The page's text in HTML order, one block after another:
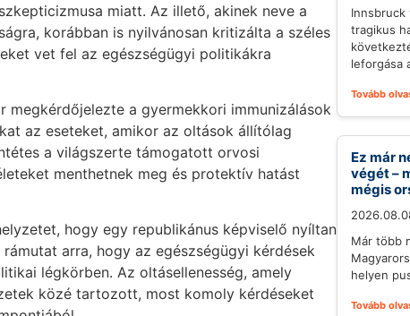
miatt. Az illető, akinek neve a
korábban is nyilvánosan kritizálta a széles
vet fel az egészségügyi politikákra
a gyermekkori immunizálások
az eseteket, amikor az oltások állítólag
a világszerte támogatott orvosi
menthetnek meg és protektív hatást
hogy egy republikánus képviselő nyíltan
arra, hogy az egészségügyi kérdések
légkörben. Az oltásellenesség, amely
közé tartozott, most komoly kérdéseket
Innsbruck
tragikus
leforgása
Tovább
Ez már
végét –
mégis
Már több
helyen
Tovább